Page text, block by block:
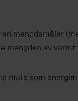
mengdemåler
mengden av
måte som